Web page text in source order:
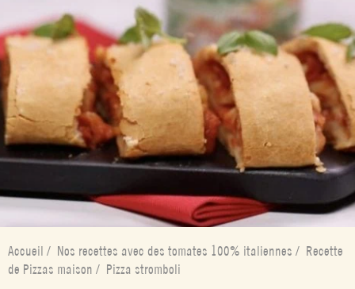
Accueil / Nos recettes avec des tomates 100% italiennes / Recette
de Pizzas maison / Pizza stromboli